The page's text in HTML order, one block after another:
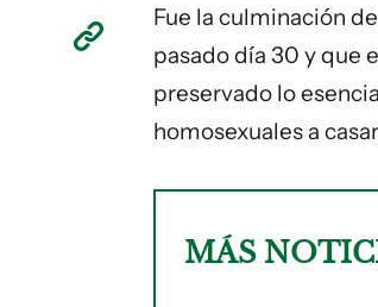
Fue la culminación
pasado día 30 y que
preservado lo
homosexuales a
MÁS